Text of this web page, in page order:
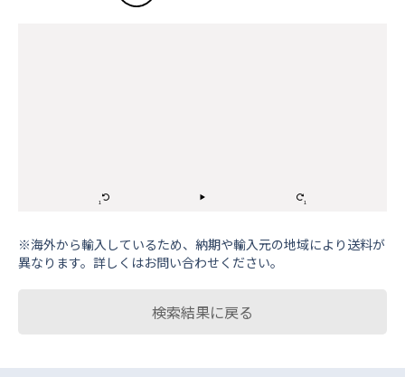
※海外から輸⼊しているため、納期や輸⼊元の地域により送料が
異なります。詳しくはお問い合わせください。
検索結果に戻る